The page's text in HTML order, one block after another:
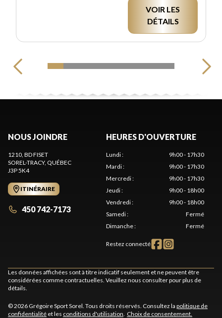
VOIR LES
DÉTAILS
NOUS JOINDRE
1210, BD FISET
SOREL-TRACY, QUÉBEC
J3P 5K4
ITINÉRAIRE
450 742-7173
HEURES D'OUVERTURE
Lundi:
9h00 - 17h30
Mardi:
9h00 - 17h30
Mercredi:
9h00 - 17h30
Jeudi:
9h00 - 18h00
Vendredi:
9h00 - 18h00
Samedi:
Fermé
Dimanche: Fermé
Restez connecté
Les données affichées sont à titre indicatif seulement et ne peuvent être
considérées comme contractuelles. Veuillez nous consulter pour plus de
détails.
© 2026 Grégoire Sport Sorel. Tous droits réservés. Consultez la politique de
confidentialité et les conditions d'utilisation. Choix de consentement.